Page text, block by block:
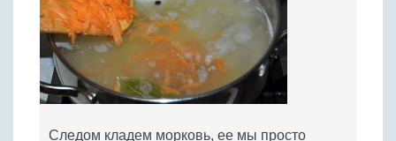
Следом кладем морковь, ее мы просто